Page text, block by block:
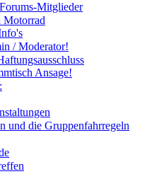
Mitglieder
/ Moderator!
Ansage!
und die Gruppenfahrregeln